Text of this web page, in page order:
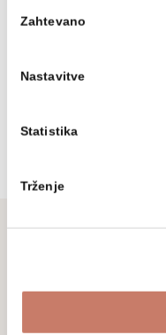
soglasja
Zahtevano
Nastavitve
Statistika
Trženje
Prijavite se na